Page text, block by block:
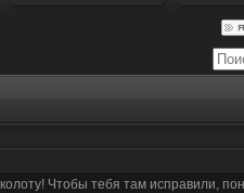
Чтобы тебя там исправили,